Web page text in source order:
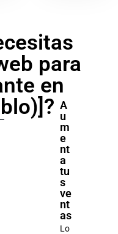
para
en
A
u
m
e
nt
a
tu
s
ve
nt
as
Lo